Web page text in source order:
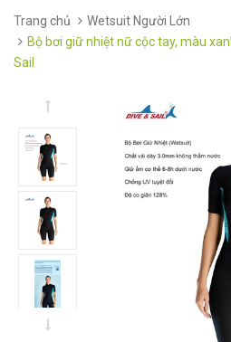
Trang chủ
Wetsuit Người Lớn
Bộ bơi giữ nhiệt nữ cộc tay, màu
Sail